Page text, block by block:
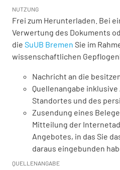
NUTZUNG
Frei zum Herunterladen. Bei
Verwertung des Dokuments
die SuUB Bremen Sie im
wissenschaftlichen
Nachricht an die
Quellenangabe
Standortes und des
Zusendung eines
Mitteilung der
Angebotes, in das Sie
daraus eingebunden
QUELLENANGABE